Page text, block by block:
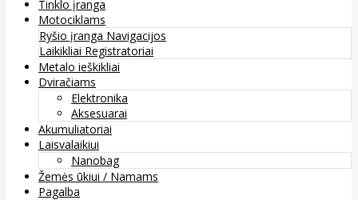
Tinklo įranga
Motociklams
Ryšio įranga Navigacijos
Laikikliai Registratoriai
Metalo ieškikliai
Dviračiams
Elektronika
Aksesuarai
Akumuliatoriai
Laisvalaikiui
Nanobag
Žemės ūkiui / Namams
Pagalba